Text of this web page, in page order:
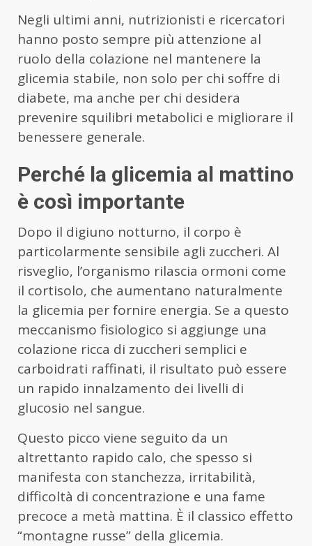
Negli ultimi anni, nutrizionisti e ricercatori
hanno posto sempre più attenzione al
ruolo della colazione nel mantenere la
glicemia stabile, non solo per chi soffre di
diabete, ma anche per chi desidera
prevenire squilibri metabolici e migliorare il
benessere generale.
Perché la glicemia al mattino
è così importante
Dopo il digiuno notturno, il corpo è
particolarmente sensibile agli zuccheri. Al
risveglio, l’organismo rilascia ormoni come
il cortisolo, che aumentano naturalmente
la glicemia per fornire energia. Se a questo
meccanismo fisiologico si aggiunge una
colazione ricca di zuccheri semplici e
carboidrati raffinati, il risultato può essere
un rapido innalzamento dei livelli di
glucosio nel sangue.
Questo picco viene seguito da un
altrettanto rapido calo, che spesso si
manifesta con stanchezza, irritabilità,
difficoltà di concentrazione e una fame
precoce a metà mattina. È il classico effetto
“montagne russe” della glicemia.